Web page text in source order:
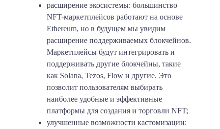
расширение экосистемы: большинство
NFT-маркетплейсов работают на основе
Ethereum, но в будущем мы увидим
расширение поддерживаемых блокчейнов.
Маркетплейсы будут интегрировать и
поддерживать другие блокчейны, такие
как Solana, Tezos, Flow и другие. Это
позволит пользователям выбирать
наиболее удобные и эффективные
платформы для создания и торговли NFT;
улучшенные возможности кастомизации: